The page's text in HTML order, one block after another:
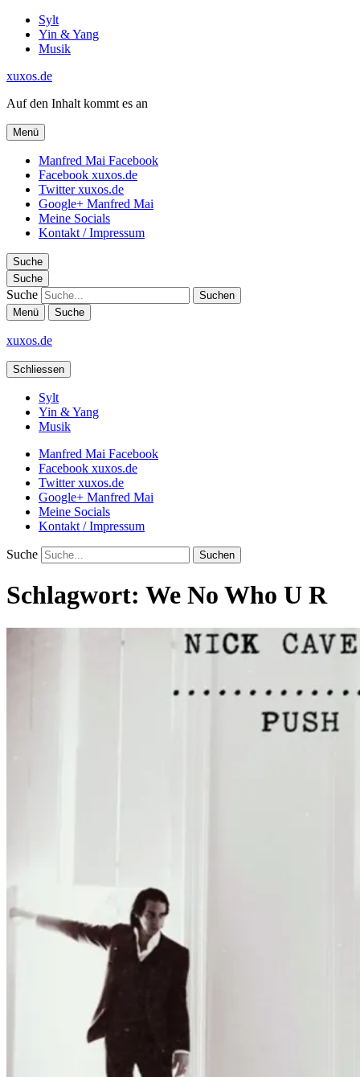
Sylt
Yin & Yang
Musik
xuxos.de
Auf den Inhalt kommt es an
Menü
Manfred Mai Facebook
Facebook xuxos.de
Twitter xuxos.de
Google+ Manfred Mai
Meine Socials
Kontakt / Impressum
Suche
Suche
Suche
Menü Suche
xuxos.de
Schliessen
Sylt
Yin & Yang
Musik
Manfred Mai Facebook
Facebook xuxos.de
Twitter xuxos.de
Google+ Manfred Mai
Meine Socials
Kontakt / Impressum
Suche
Schlagwort: We No Who U R